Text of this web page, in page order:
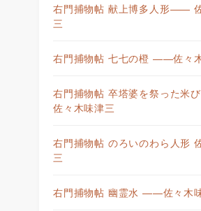
右門捕物帖 献上博多人形——
三
右門捕物帖 七七の橙 ——佐々
右門捕物帖 卒塔婆を祭った米
佐々木味津三
右門捕物帖 のろいのわら人形
三
右門捕物帖 幽霊水 ——佐々木